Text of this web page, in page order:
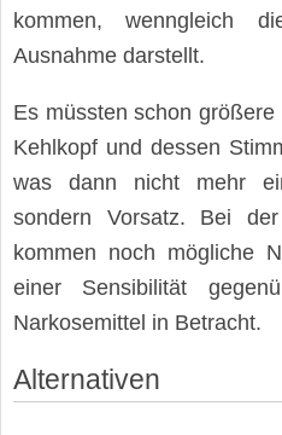
kommen, wenngleich
Ausnahme darstellt.
Es müssten schon
Kehlkopf und dessen
was dann nicht mehr
sondern Vorsatz. Bei
kommen noch mögliche
einer Sensibilität
Narkosemittel in Betracht.
Alternativen